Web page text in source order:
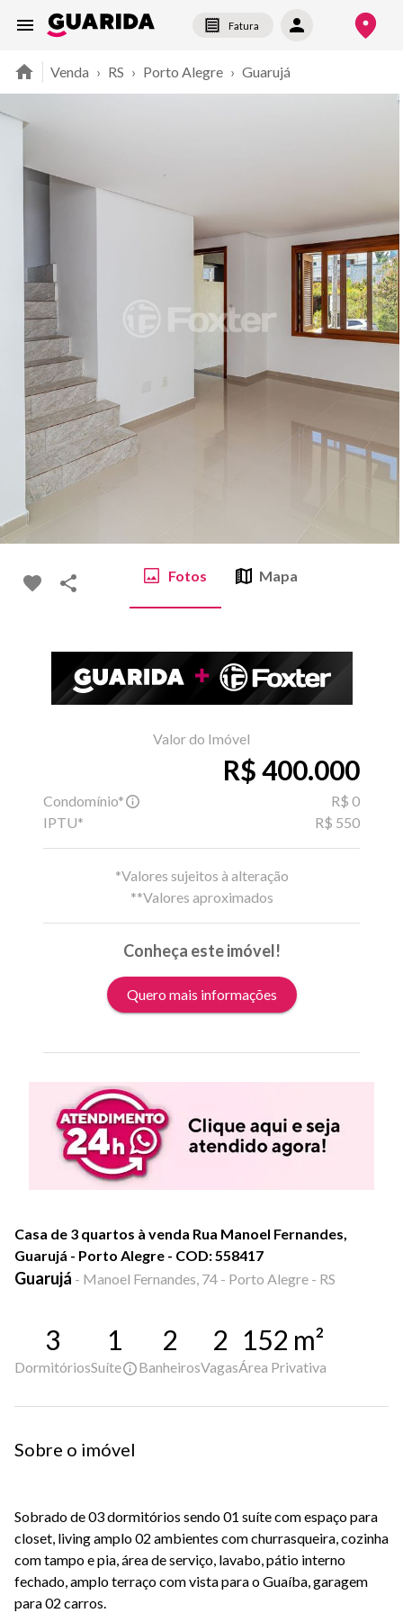
Fatura
Venda › RS › Porto Alegre › Guarujá
Fotos Mapa
Valor do Imóvel
R$ 400.000
Condomínio*
R$ 0
IPTU*
R$ 550
*Valores sujeitos à alteração
**Valores aproximados
Conheça este imóvel!
Quero mais informações
Casa de 3 quartos à venda Rua Manoel Fernandes,
Guarujá - Porto Alegre - COD: 558417
Guarujá - Manoel Fernandes, 74 - Porto Alegre - RS
3
Dormitórios
1
Suíte
2
Banheiros
2
Vagas
152 m²
Área Privativa
Sobre o imóvel
Sobrado de 03 dormitórios sendo 01 suíte com espaço para
closet, living amplo 02 ambientes com churrasqueira, cozinha
com tampo e pia, área de serviço, lavabo, pátio interno
fechado, amplo terraço com vista para o Guaíba, garagem
para 02 carros.